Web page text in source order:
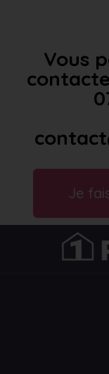
Vous
Je